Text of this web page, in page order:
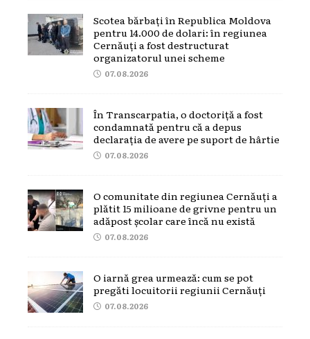
Scotea bărbați în Republica Moldova
pentru 14.000 de dolari: în regiunea
Cernăuți a fost destructurat
organizatorul unei scheme
07.08.2026
În Transcarpatia, o doctoriță a fost
condamnată pentru că a depus
declarația de avere pe suport de hârtie
07.08.2026
O comunitate din regiunea Cernăuți a
plătit 15 milioane de grivne pentru un
adăpost școlar care încă nu există
07.08.2026
O iarnă grea urmează: cum se pot
pregăti locuitorii regiunii Cernăuți
07.08.2026